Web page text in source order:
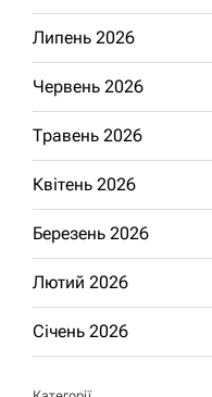
Липень 2026
Червень 2026
Травень 2026
Квітень 2026
Березень 2026
Лютий 2026
Січень 2026